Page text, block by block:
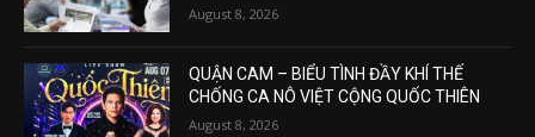
August 8, 2026
QUẬN CAM – BIỂU TÌNH ĐẦY KHÍ THẾ
CHỐNG CA NÔ VIỆT CỘNG QUỐC THIÊN
August 8, 2026